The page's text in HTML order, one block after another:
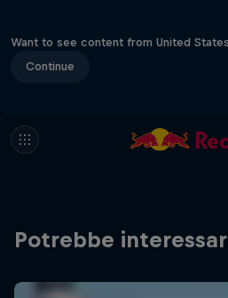
Want to see content from United
Continue
Potrebbe